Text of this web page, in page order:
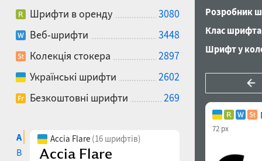
Шрифти в оренду
3080
Веб-шрифти
3448
Колекція стокера
2897
Українські шрифти
2602
Безкоштовні шрифти
269
A
B
Accia Flare (16 шрифтів)
Розробник
Клас
Шрифт у
72 px